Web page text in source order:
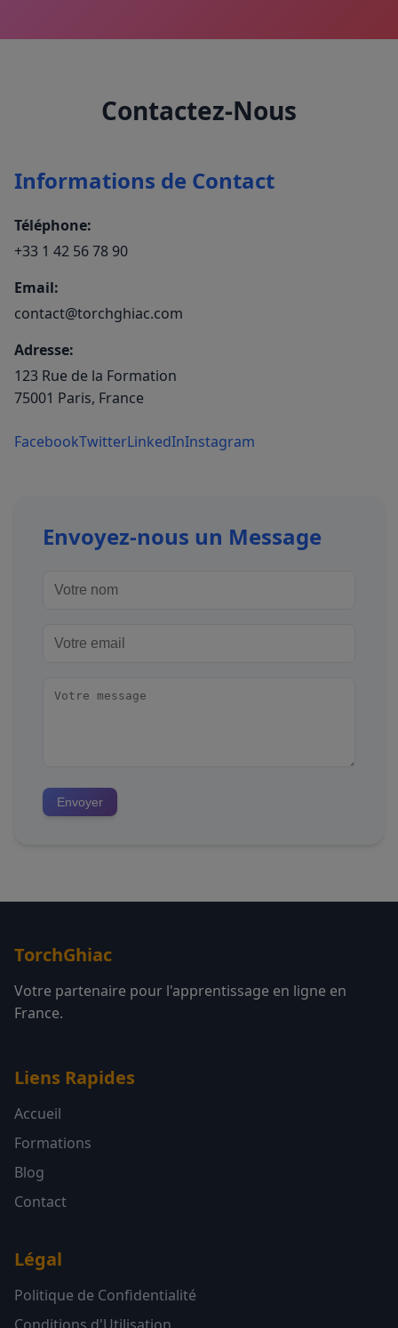
Contactez-Nous
Informations de Contact
Téléphone:
+33 1 42 56 78 90
Email:
contact@torchghiac.com
Adresse:
123 Rue de la Formation
75001 Paris, France
FacebookTwitterLinkedInInstagram
Envoyez-nous un Message
Envoyer
TorchGhiac
Votre partenaire pour l'apprentissage en ligne en
France.
Liens Rapides
Accueil
Formations
Blog
Contact
Légal
Politique de Confidentialité